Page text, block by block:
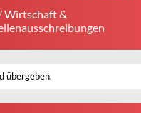
Wirtschaft &
übergeben.